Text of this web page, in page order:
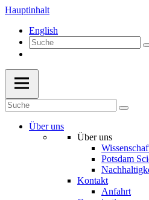
Hauptinhalt
English
Über uns
Über uns
Potsdam
Kontakt
Anfahrt